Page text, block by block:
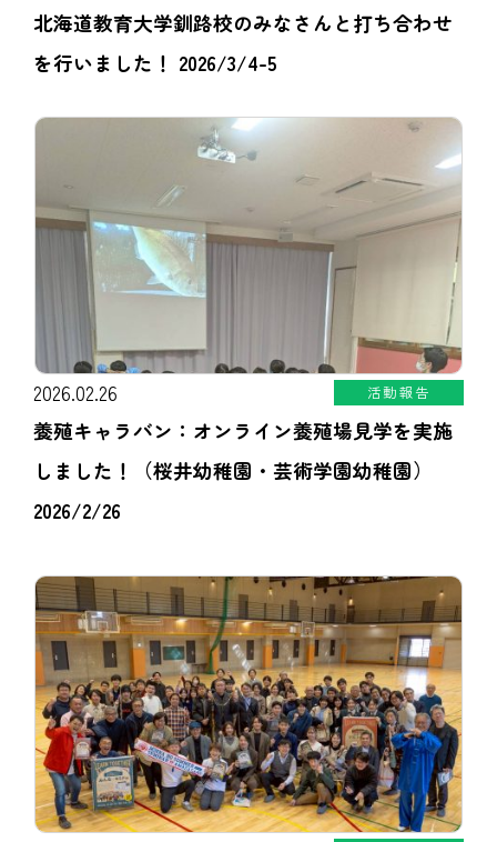
北海道教育大学釧路校のみなさんと打ち合わせ
を行いました！ 2026/3/4-5
2026.02.26 活動報告
養殖キャラバン：オンライン養殖場見学を実施
しました！（桜井幼稚園・芸術学園幼稚園）
2026/2/26